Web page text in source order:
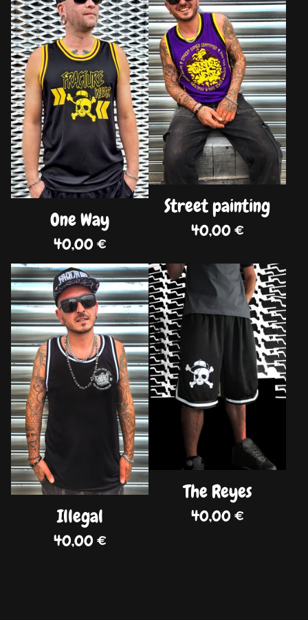
One Way
40,00€
Street painting
40,00€
DISPO
Illegal
40,00€
DISPO
The Reyes
40,00€